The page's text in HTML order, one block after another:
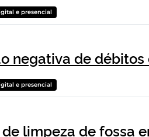
e presencial
negativa de débitos
e presencial
limpeza de fossa